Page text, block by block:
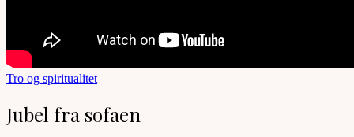
Tro og spiritualitet
Jubel fra sofaen